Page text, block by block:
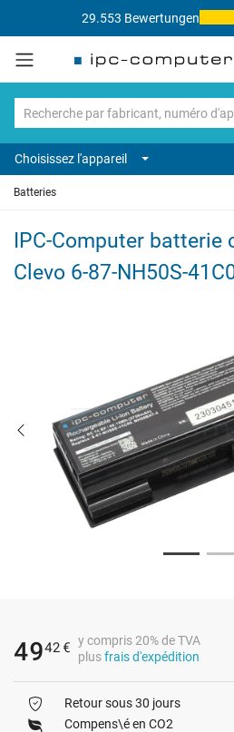
29.553 Bewertungen
Choisissez l'appareil
Batteries
IPC-Computer batterie
Clevo 6-87-NH50S-
4942 € y compris 20% de TVA
plusfrais d'expédition
Retour sous 30 jours
Compens\é en CO2